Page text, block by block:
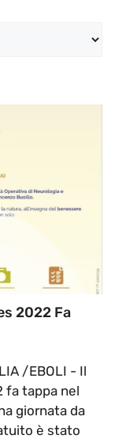
2022 Fa
/EBOLI - Il
fa tappa nel
giornata da
è stato